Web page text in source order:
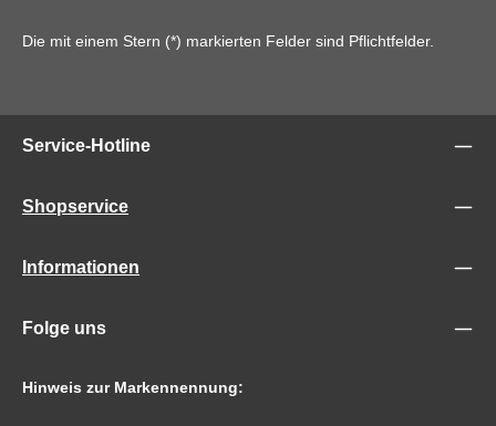
Die mit einem Stern (*) markierten Felder sind Pflichtfelder.
Service-Hotline
Shopservice
Informationen
Folge uns
Hinweis zur Markennennung: